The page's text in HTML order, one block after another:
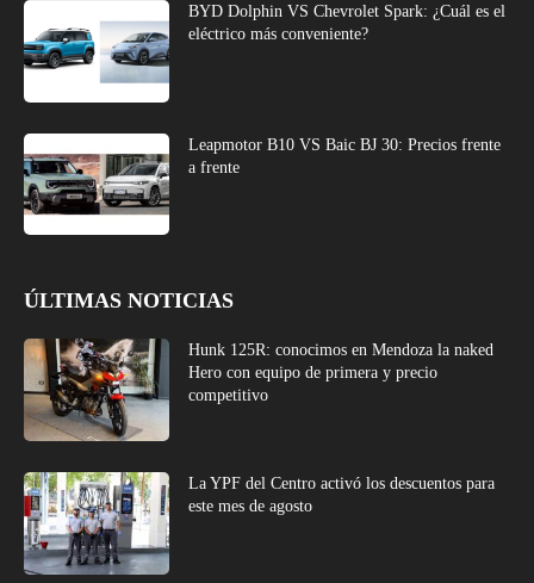
BYD Dolphin VS Chevrolet Spark: ¿Cuál es el
eléctrico más conveniente?
Leapmotor B10 VS Baic BJ 30: Precios frente
a frente
ÚLTIMAS NOTICIAS
Hunk 125R: conocimos en Mendoza la naked
Hero con equipo de primera y precio
competitivo
La YPF del Centro activó los descuentos para
este mes de agosto